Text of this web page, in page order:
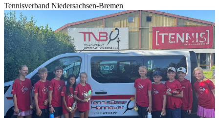
Tennisverband Niedersachsen-Bremen